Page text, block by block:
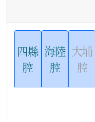
四縣
腔
海陸
腔
大埔
腔